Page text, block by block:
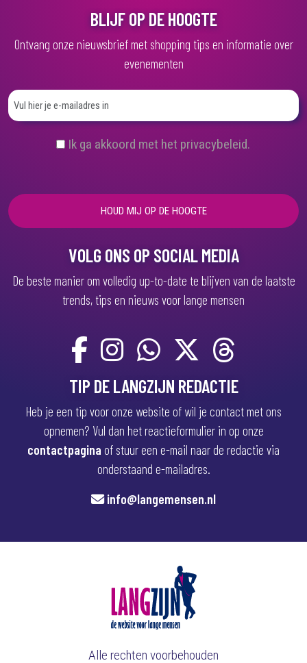
BLIJF OP DE HOOGTE
Ontvang onze nieuwsbrief met shopping tips en informatie over
evenementen
(
e
i
Ik ga akkoord met het privacybeleid.
VOLG ONS OP SOCIAL MEDIA
De beste manier om volledig up-to-date te blijven van de laatste
trends, tips en nieuws voor lange mensen
TIP DE LANGZIJN REDACTIE
Heb je een tip voor onze website of wil je contact met ons
opnemen? Vul dan het reactieformulier in op onze
contactpagina of stuur een e-mail naar de redactie via
onderstaand e-mailadres.
info@langemensen.nl
Alle rechten voorbehouden